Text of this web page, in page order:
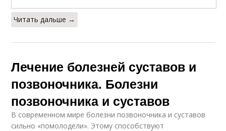
Читать дальше →
Лечение болезней суставов и
позвоночника. Болезни
позвоночника и суставов
В современном мире болезни позвоночника и суставов
сильно «помолодели». Этому способствуют